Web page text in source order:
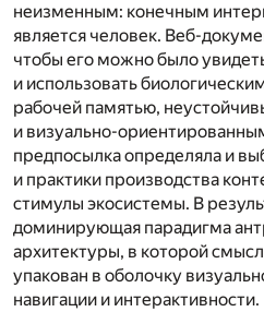
неизменным: конечным
является человек. Веб-
чтобы его можно было
и использовать
рабочей памятью,
и визуально-
предпосылка определяла и
и практики производства
стимулы экосистемы. В
доминирующая парадигма
архитектуры, в которой
упакован в оболочку
навигации и интерактивности.